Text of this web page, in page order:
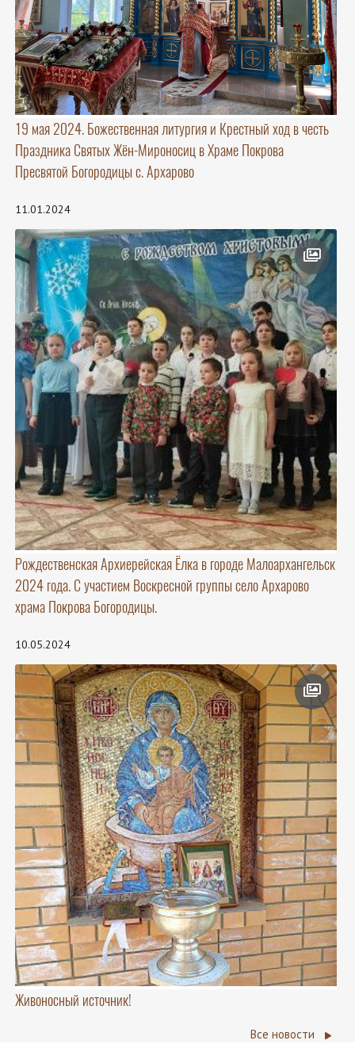
19 мая 2024. Божественная литургия и Крестный ход в честь
Праздника Святых Жён-Мироносиц в Храме Покрова
Пресвятой Богородицы с. Архарово
11.01.2024
Рождественская Архиерейская Ёлка в городе Малоархангельск
2024 года. С участием Воскресной группы село Архарово
храма Покрова Богородицы.
10.05.2024
Живоносный источник!
Все новости